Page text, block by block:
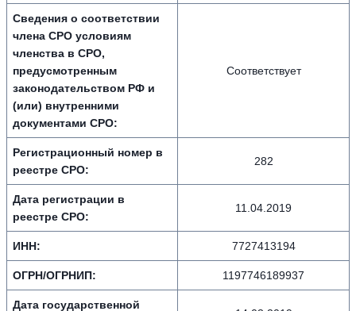
Сведения о соответствии
члена СРО условиям
членства в СРО,
предусмотренным
законодательством РФ и
(или) внутренними
документами СРО:
Соответствует
Регистрационный номер в
реестре СРО:
282
Дата регистрации в
реестре СРО:
11.04.2019
ИНН: 7727413194
ОГРН/ОГРНИП: 1197746189937
Дата государственной